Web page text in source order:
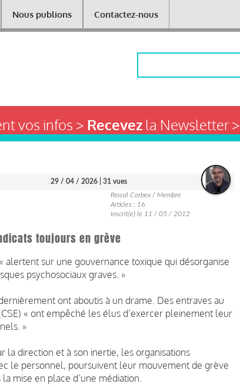
Nous publions Contactez-nous
vos infos > Recevezla Newsletter >
29 / 04 / 2026
| 31 vues
Pascal Corbex / Membre
Articles : 16
Inscrit(e) le 11 / 05 / 2012
toujours en grève
alertent sur une gouvernance toxique qui désorganise
psychosociaux graves. »
ont aboutis à un drame. Des entraves au
« ont empêché les élus d’exercer pleinement leur
»
la direction et à son inertie, les organisations
le personnel, poursuivent leur mouvement de grève
mise en place d’une médiation.